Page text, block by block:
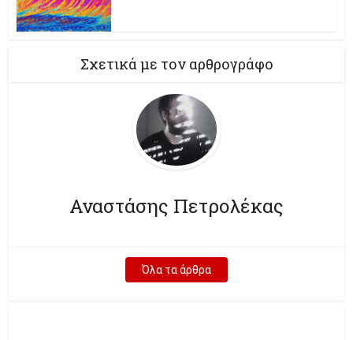
Σχετικά με τον αρθρογράφο
Αναστάσης Πετρολέκας
Όλα τα άρθρα